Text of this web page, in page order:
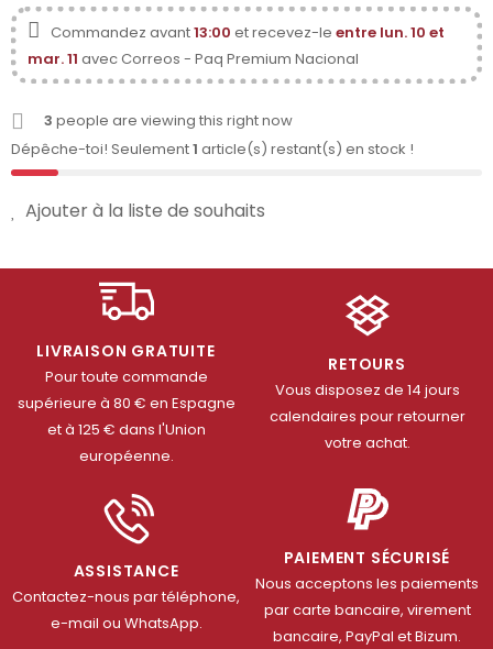
Commandez avant13:00 et recevez-le entre lun. 10 et
mar. 11 avec Correos - Paq Premium Nacional
3 people are viewing this right now
Dépêche-toi! Seulement1 article(s) restant(s) en stock !
Ajouter à la liste de souhaits
LIVRAISON GRATUITE
Pour toute commande
supérieure à 80 € en Espagne
et à 125 € dans l'Union
européenne.
RETOURS
Vous disposez de 14 jours
calendaires pour retourner
votre achat.
ASSISTANCE
Contactez-nous par téléphone,
e-mail ou WhatsApp.
PAIEMENT SÉCURISÉ
Nous acceptons les paiements
par carte bancaire, virement
bancaire, PayPal et Bizum.